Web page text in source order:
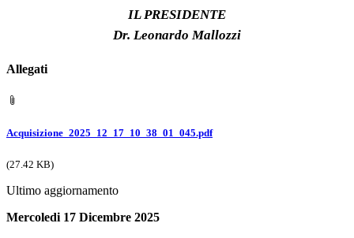
IL PRESIDENTE
Dr. Leonardo Mallozzi
Allegati
Acquisizione_2025_12_17_10_38_01_045.pdf
(27.42 KB)
Ultimo aggiornamento
Mercoledi 17 Dicembre 2025